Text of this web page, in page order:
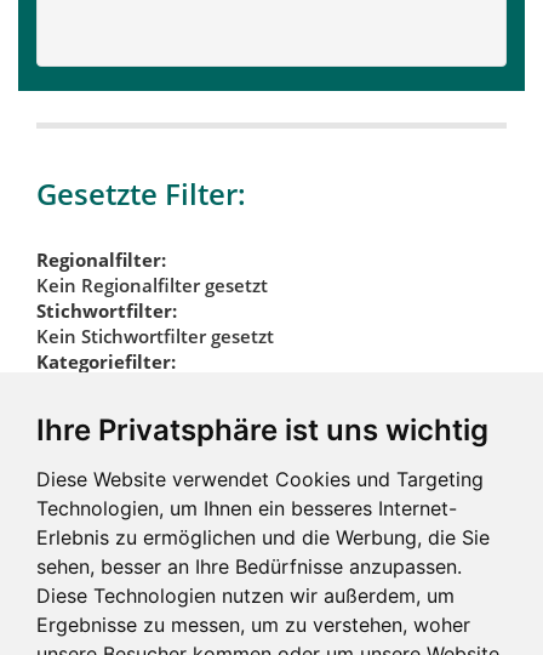
Ihre Privatsphäre ist uns wichtig
Diese Website verwendet Cookies und Targeting
Technologien, um Ihnen ein besseres Internet-
Erlebnis zu ermöglichen und die Werbung, die Sie
sehen, besser an Ihre Bedürfnisse anzupassen.
Diese Technologien nutzen wir außerdem, um
Ergebnisse zu messen, um zu verstehen, woher
Gesetzte Filter:
Regionalfilter:
Kein Regionalfilter gesetzt
Stichwortfilter:
Kein Stichwortfilter gesetzt
Kategoriefilter:
Kategoriefilter
zurücksetzen